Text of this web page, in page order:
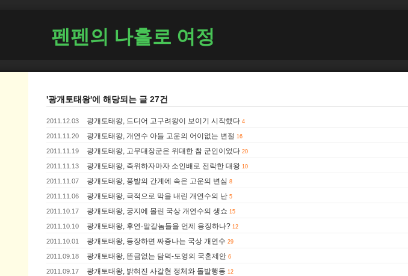
펜펜의 나홀로 여정
'광개토태왕'에 해당되는 글 27건
2011.12.03 광개토태왕, 드디어 고구려왕이 보이기 시작했다 4
2011.11.20 광개토태왕, 개연수 아들 고운의 어이없는 변절 16
2011.11.19 광개토태왕, 고무대장군은 위대한 참 군인이었다 20
2011.11.13 광개토태왕, 즉위하자마자 소인배로 전락한 대왕 10
2011.11.07 광개토태왕, 풍발의 간계에 속은 고운의 변심 8
2011.11.06 광개토태왕, 극적으로 막을 내린 개연수의 난 5
2011.10.17 광개토태왕, 궁지에 몰린 국상 개연수의 생쇼 15
2011.10.10 광개토태왕, 후연·말갈놈들을 언제 응징하나? 12
2011.10.01 광개토태왕, 등장하면 짜증나는 국상 개연수 29
2011.09.18 광개토태왕, 뜬금없는 담덕-도영의 국혼제안 6
2011.09.17 광개토태왕, 밝혀진 사갈현 정체와 돌발행동 12